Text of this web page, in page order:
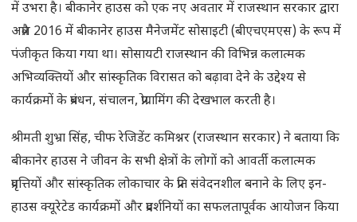
में उभरा है। बीकानेर हाउस को एक नए अवतार में राजस्थान सरकार द्वारा
अप्रैल 2016 में बीकानेर हाउस मैनेजमेंट सोसाइटी (बीएचएमएस) के रूप में
पंजीकृत किया गया था। सोसायटी राजस्थान की विभिन्न कलात्मक
अभिव्यक्तियों और सांस्कृतिक विरासत को बढ़ावा देने के उद्देश्य से
कार्यक्रमों के प्रबंधन, संचालन, प्रोग्रामिंग की देखभाल करती है।
श्रीमती शुभ्रा सिंह, चीफ रेजिडेंट कमिश्नर (राजस्थान सरकार) ने बताया कि
बीकानेर हाउस ने जीवन के सभी क्षेत्रों के लोगों को आवर्ती कलात्मक
प्रवृत्तियों और सांस्कृतिक लोकाचार के प्रति संवेदनशील बनाने के लिए इन-
हाउस क्यूरेटेड कार्यक्रमों और प्रदर्शनियों का सफलतापूर्वक आयोजन किया